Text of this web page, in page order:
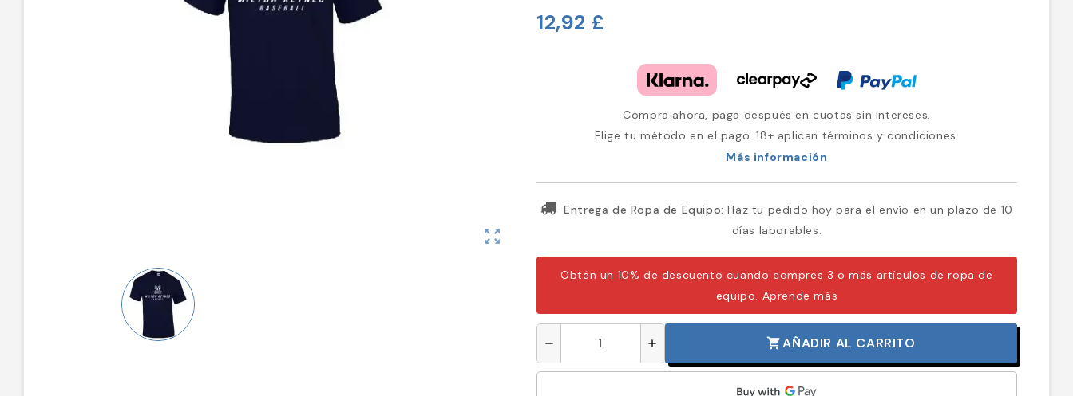
zoom_out_map
12,92 £
Compra ahora, paga después en cuotas sin intereses.
Elige tu método en el pago. 18+ aplican términos y condiciones.
Más información
Entrega de Ropa de Equipo: Haz tu pedido hoy para el envío en un plazo de 10
días laborables.
Obtén un 10% de descuento cuando compres 3 o más artículos de ropa de
equipo. Aprende más
remove add shopping_cartAÑADIR AL CARRITO